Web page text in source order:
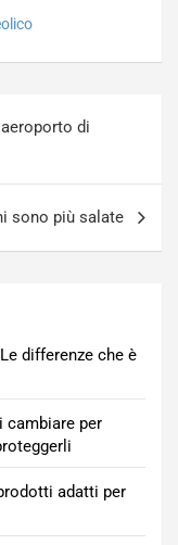
di
sono più salate
differenze che è
cambiare per
adatti per